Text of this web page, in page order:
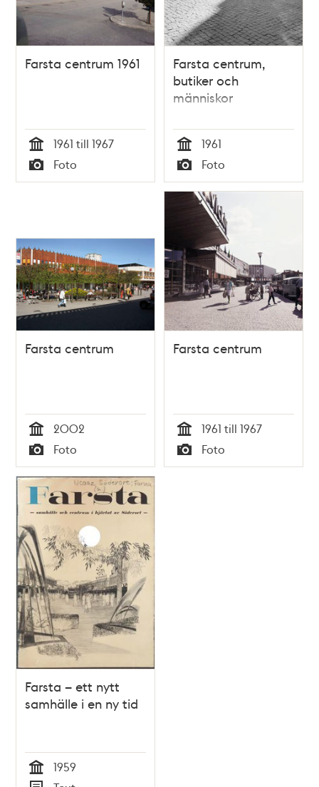
Farsta centrum 1961
Tid
1961 till 1967
Typ
Foto
Farsta centrum,
butiker och
människor
Tid
1961
Typ
Foto
Farsta centrum
Tid
2002
Typ
Foto
Farsta centrum
Tid
1961 till 1967
Typ
Foto
Farsta – ett nytt
samhälle i en ny tid
Tid
1959